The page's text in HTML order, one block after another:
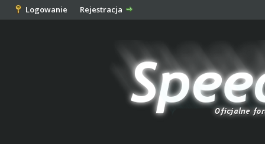
Logowanie Rejestracja